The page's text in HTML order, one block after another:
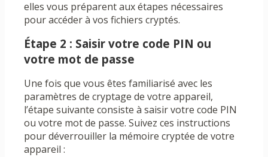
elles vous préparent aux étapes nécessaires
pour accéder à vos fichiers cryptés.
Étape 2 : Saisir votre code PIN ou
votre mot de passe
Une fois que vous êtes familiarisé avec les
paramètres de cryptage de votre appareil,
l’étape suivante consiste à saisir votre code PIN
ou votre mot de passe. Suivez ces instructions
pour déverrouiller la mémoire cryptée de votre
appareil :